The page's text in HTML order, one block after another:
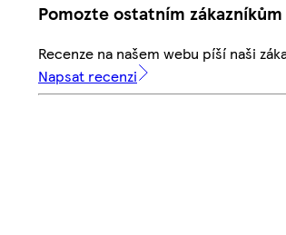
Pomozte ostatním zákazníkům
Recenze na našem webu píší naši
Napsat recenzi